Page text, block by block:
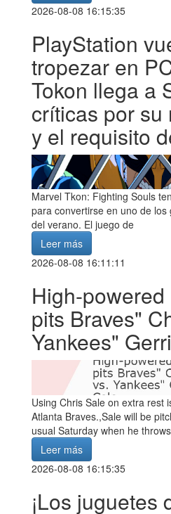
2026-08-08 16:15:35
PlayStation
tropezar en
Tokon llega a
críticas por su
y el requisito
Marvel Tkon: Fighting Souls
para convertirse en uno de
del verano. El juego de
Leer más
2026-08-08 16:11:11
High-
pits Braves"
Yankees"
Using Chris Sale on extra rest
Atlanta Braves.,Sale will be
usual Saturday when he
Leer más
2026-08-08 16:15:35
¡Los juguetes